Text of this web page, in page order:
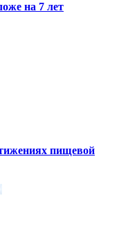
на 7 лет
пищевой